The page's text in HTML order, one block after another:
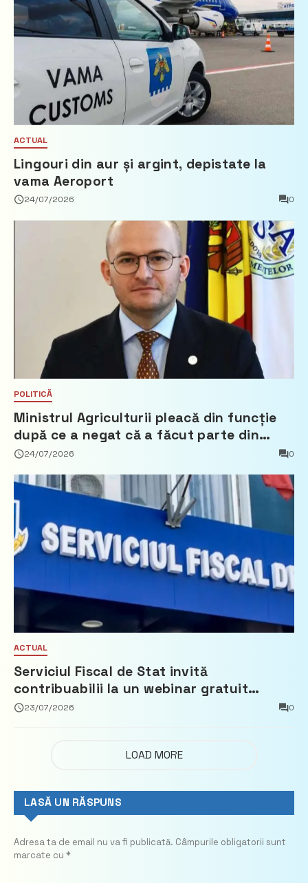
ACTUAL
Lingouri din aur și argint, depistate la
vama Aeroport
24/07/2026 0
POLITICĂ
Ministrul Agriculturii pleacă din funcție
după ce a negat că a făcut parte din
Partidul Democrat
24/07/2026 0
ACTUAL
Serviciul Fiscal de Stat invită
contribuabilii la un webinar gratuit
privind calculul impozitului pe bunurile
23/07/2026 0
LOAD MORE
LASĂ UN RĂSPUNS
Adresa ta de email nu va fi publicată. Câmpurile obligatorii sunt
marcate cu *